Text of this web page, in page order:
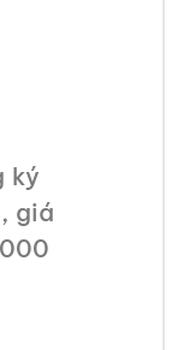
ký
giá